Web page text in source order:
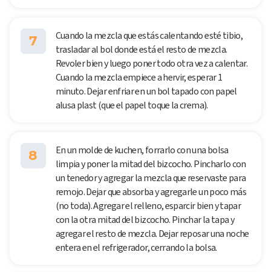
7
Cuando la mezcla que estás calentando esté tibio,
trasladar al bol donde está el resto de mezcla.
Revoler bien y luego poner todo otra vez a calentar.
Cuando la mezcla empiece a hervir, esperar 1
minuto. Dejar enfriar en un bol tapado con papel
alusa plast (que el papel toque la crema).
8
En un molde de kuchen, forrarlo con una bolsa
limpia y poner la mitad del bizcocho. Pincharlo con
un tenedor y agregar la mezcla que reservaste para
remojo. Dejar que absorba y agregarle un poco más
(no toda). Agregar el relleno, esparcir bien y tapar
con la otra mitad del bizcocho. Pinchar la tapa y
agregar el resto de mezcla. Dejar reposar una noche
entera en el refrigerador, cerrando la bolsa.